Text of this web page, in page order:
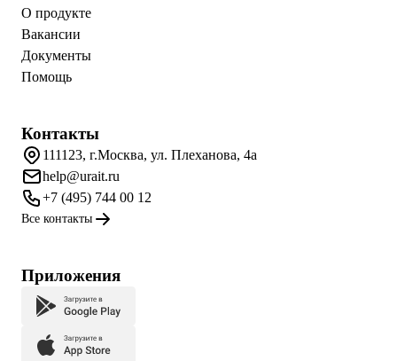
О продукте
Вакансии
Документы
Помощь
Контакты
111123, г.Москва, ул. Плеханова, 4а
help@urait.ru
+7 (495) 744 00 12
Все контакты
Приложения